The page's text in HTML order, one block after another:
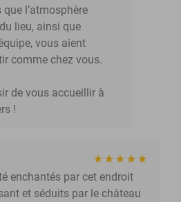
l’atmosphère
lieu, ainsi que
vous aient
comme chez vous.
de vous accueillir à
!
enchantés par cet endroit
et séduits par le château